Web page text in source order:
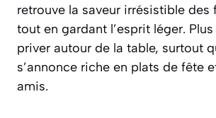
retrouve la saveur irrésistible des
tout en gardant l’esprit léger.
priver autour de la table, surtout
s’annonce riche en plats de fête
amis.